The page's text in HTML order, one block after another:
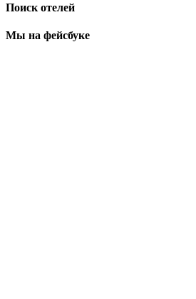
Поиск отелей
Мы на фейсбуке